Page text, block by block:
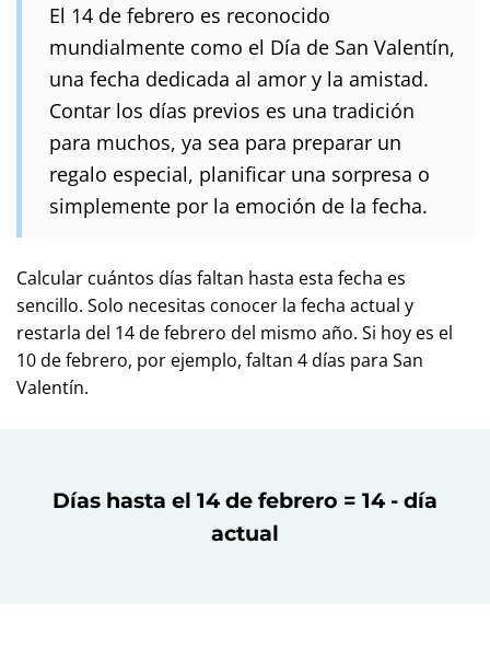
El 14 de febrero es reconocido
mundialmente como el Día de San Valentín,
una fecha dedicada al amor y la amistad.
Contar los días previos es una tradición
para muchos, ya sea para preparar un
regalo especial, planificar una sorpresa o
simplemente por la emoción de la fecha.
Calcular cuántos días faltan hasta esta fecha es
sencillo. Solo necesitas conocer la fecha actual y
restarla del 14 de febrero del mismo año. Si hoy es el
10 de febrero, por ejemplo, faltan 4 días para San
Valentín.
Días hasta el 14 de febrero = 14 - día
actual